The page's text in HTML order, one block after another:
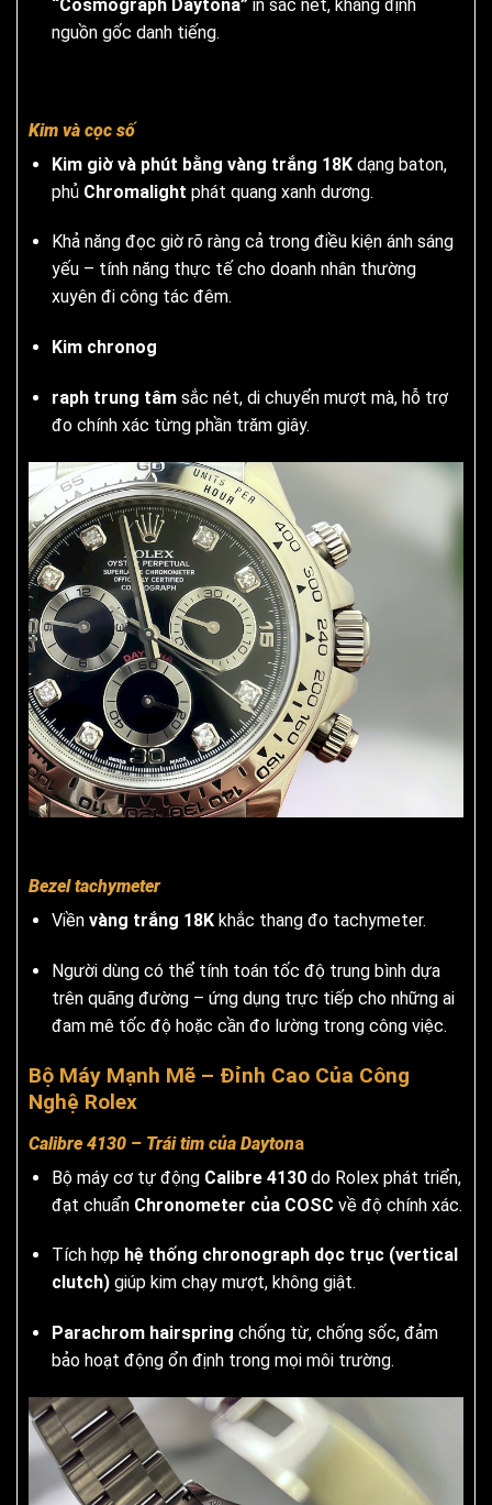
“Cosmograph Daytona” in sắc nét, khẳng định
nguồn gốc danh tiếng.
Kim và cọc số
Kim giờ và phút bằng vàng trắng 18Kdạng baton,
phủ Chromalight phát quang xanh dương.
Khả năng đọc giờ rõ ràng cả trong điều kiện ánh sáng
yếu – tính năng thực tế cho doanh nhân thường
xuyên đi công tác đêm.
Kim chronog
raph trung tâmsắc nét, di chuyển mượt mà, hỗ trợ
đo chính xác từng phần trăm giây.
Bezel tachymeter
Viền vàng trắng 18Kkhắc thang đo tachymeter.
Người dùng có thể tính toán tốc độ trung bình dựa
trên quãng đường – ứng dụng trực tiếp cho những ai
đam mê tốc độ hoặc cần đo lường trong công việc.
Bộ Máy Mạnh Mẽ – Đỉnh Cao Của Công
Nghệ Rolex
Calibre 4130 – Trái tim của Daytona
Bộ máy cơ tự động Calibre 4130do Rolex phát triển,
đạt chuẩn Chronometer của COSC về độ chính xác.
Tích hợp hệ thống chronograph dọc trục (vertical
clutch)giúp kim chạy mượt, không giật.
Parachrom hairspring chống từ, chống sốc, đảm
bảo hoạt động ổn định trong mọi môi trường.